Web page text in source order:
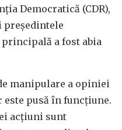
Democratică (CDR),
președintele
a fost abia
manipulare a opiniei
pusă în funcțiune.
acțiuni sunt